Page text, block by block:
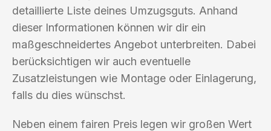
detaillierte Liste deines Umzugsguts. Anhand
dieser Informationen können wir dir ein
maßgeschneidertes Angebot unterbreiten. Dabei
berücksichtigen wir auch eventuelle
Zusatzleistungen wie Montage oder Einlagerung,
falls du dies wünschst.
Neben einem fairen Preis legen wir großen Wert